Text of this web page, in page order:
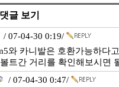
글 보기
/ 07-04-30 0:19/
와 카니발은 호환가능하다
트간 거리를 확인해보시면
/ 07-04-30 0:47/